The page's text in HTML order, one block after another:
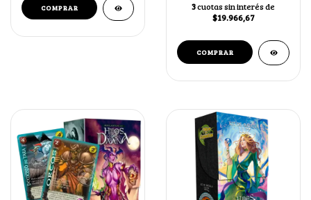
3cuotas sin interés de
$19.966,67